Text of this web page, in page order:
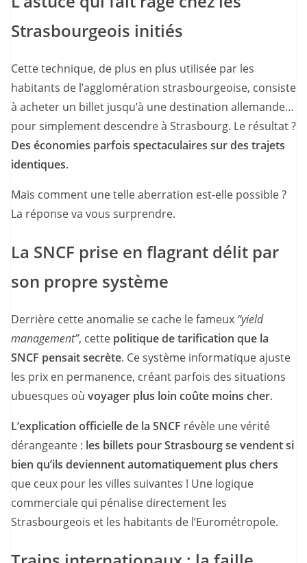
Strasbourgeois initiés
Cette technique, de plus en plus utilisée par les
habitants de l’agglomération strasbourgeoise, consiste
à acheter un billet jusqu’à une destination allemande…
pour simplement descendre à Strasbourg. Le résultat ?
Des économies parfois spectaculaires sur des trajets
identiques.
Mais comment une telle aberration est-elle possible ?
La réponse va vous surprendre.
La SNCF prise en flagrant délit par
son propre système
Derrière cette anomalie se cache le fameux “yield
management”, cette politique de tarification que la
SNCF pensait secrète. Ce système informatique ajuste
les prix en permanence, créant parfois des situations
ubuesques où voyager plus loin coûte moins cher.
L’explication officielle de la SNCF révèle une vérité
dérangeante : les billets pour Strasbourg se vendent si
bien qu’ils deviennent automatiquement plus chers
que ceux pour les villes suivantes ! Une logique
commerciale qui pénalise directement les
Strasbourgeois et les habitants de l’Eurométropole.